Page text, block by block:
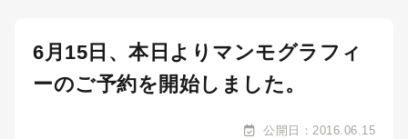
6月15日、本日よりマンモグラフィ
ーのご予約を開始しました。
公開日：2016.06.15